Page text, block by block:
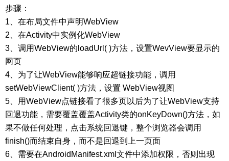
步骤：
1、在布局文件中声明WebView
2、在Activity中实例化WebView
3、调用WebView的loadUrl( )方法，设置WevView要显示的
网页
4、为了让WebView能够响应超链接功能，调用
setWebViewClient( )方法，设置 WebView视图
5、用WebView点链接看了很多页以后为了让WebView支持
回退功能，需要覆盖覆盖Activity类的onKeyDown()方法，如
果不做任何处理，点击系统回退键，整个浏览器会调用
finish()而结束自身，而不是回退到上一页面
6、需要在AndroidManifest.xml文件中添加权限，否则出现